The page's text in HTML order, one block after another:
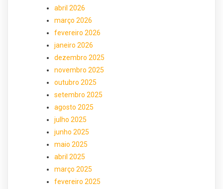
abril 2026
março 2026
fevereiro 2026
janeiro 2026
dezembro 2025
novembro 2025
outubro 2025
setembro 2025
agosto 2025
julho 2025
junho 2025
maio 2025
abril 2025
março 2025
fevereiro 2025